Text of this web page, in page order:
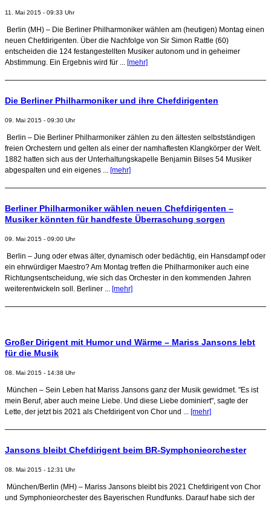
11. Mai 2015 - 09:33 Uhr
Berlin (MH) – Die Berliner Philharmoniker wählen am (heutigen) Montag einen
neuen Chefdirigenten. Über die Nachfolge von Sir Simon Rattle (60)
entscheiden die 124 festangestellten Musiker autonom und in geheimer
Abstimmung. Ein Ergebnis wird für ... [mehr]
Die Berliner Philharmoniker und ihre Chefdirigenten
09. Mai 2015 - 09:30 Uhr
Berlin – Die Berliner Philharmoniker zählen zu den ältesten selbstständigen
freien Orchestern und gelten als einer der namhaftesten Klangkörper der Welt.
1882 hatten sich aus der Unterhaltungskapelle Benjamin Bilses 54 Musiker
abgespalten und ein eigenes ... [mehr]
Berliner Philharmoniker wählen neuen Chefdirigenten –
Musiker könnten für handfeste Überraschung sorgen
09. Mai 2015 - 09:00 Uhr
Berlin – Jung oder etwas älter, dynamisch oder bedächtig, ein Hansdampf oder
ein ehrwürdiger Maestro? Am Montag treffen die Philharmoniker auch eine
Richtungsentscheidung, wie sich das Orchester in den kommenden Jahren
weiterentwickeln soll. Berliner ... [mehr]
Großer Dirigent mit Humor und Wärme – Mariss Jansons lebt
für die Musik
08. Mai 2015 - 14:38 Uhr
München – Sein Leben hat Mariss Jansons ganz der Musik gewidmet. "Es ist
mein Beruf, aber auch meine Liebe. Und diese Liebe dominiert", sagte der
Lette, der jetzt bis 2021 als Chefdirigent von Chor und ... [mehr]
Jansons bleibt Chefdirigent beim BR-Symphonieorchester
08. Mai 2015 - 12:31 Uhr
München/Berlin (MH) – Mariss Jansons bleibt bis 2021 Chefdirigent von Chor
und Symphonieorchester des Bayerischen Rundfunks. Darauf habe sich der